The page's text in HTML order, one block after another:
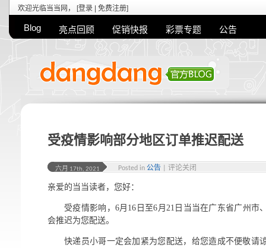
欢迎光临当当网， [登录 免费注册]
Blog 亮点回顾 促销快报 彩票专题 公告
受疫情影响部分地区订单推迟配送
六月 17th, 2021 Posted in 公告 评论关闭
亲爱的当当读者，您好：
受疫情影响，6月16日至6月21日当当在广东省广州市
会推迟为您配送。
快递员小哥一定会加紧为您配送，给您造成不便敬请